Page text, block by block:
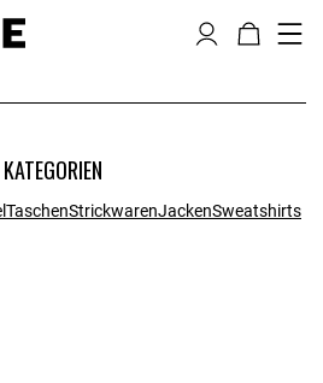
KATEGORIEN
TaschenStrickwarenJackenSweatshirts